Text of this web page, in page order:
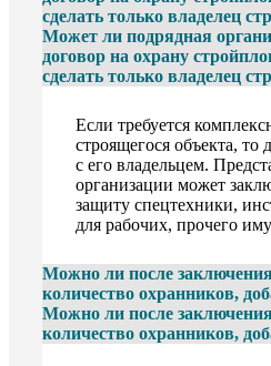
сделать только владелец
Может ли подрядная
договор на охрану
сделать только владелец
Если требуется
строящегося объекта, то
с его владельцем.
организации может
защиту спецтехники,
для рабочих, прочего
Можно ли после
количество охранников,
Можно ли после
количество охранников,